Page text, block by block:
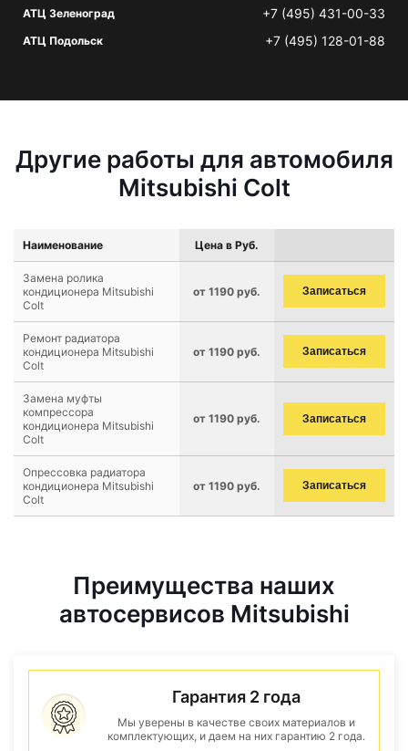
АТЦ Зеленоград +7 (495) 431-00-33
АТЦ Подольск +7 (495) 128-01-88
Другие работы для автомобиля
Mitsubishi Colt
Наименование Цена в Руб.
Замена ролика
кондиционера Mitsubishi
Colt
от 1190 руб. Записаться
Ремонт радиатора
кондиционера Mitsubishi
Colt
от 1190 руб. Записаться
Замена муфты
компрессора
кондиционера Mitsubishi
Colt
от 1190 руб. Записаться
Опрессовка радиатора
кондиционера Mitsubishi
Colt
от 1190 руб. Записаться
Преимущества наших
автосервисов Mitsubishi
Гарантия 2 года
Мы уверены в качестве своих материалов и
комплектующих, и даем на них гарантию 2 года.